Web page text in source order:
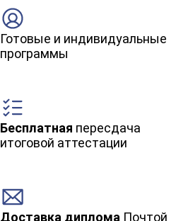
Готовые и индивидуальные
программы
Бесплатная пересдача
итоговой аттестации
Доставка диплома Почтой